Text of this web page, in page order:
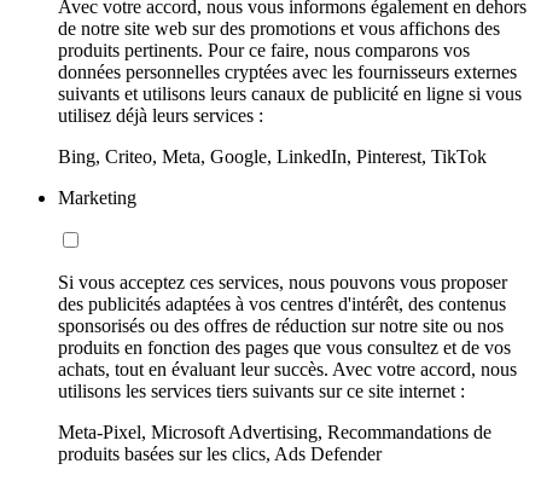
Avec votre accord, nous vous informons également en dehors
de notre site web sur des promotions et vous affichons des
produits pertinents. Pour ce faire, nous comparons vos
données personnelles cryptées avec les fournisseurs externes
suivants et utilisons leurs canaux de publicité en ligne si vous
utilisez déjà leurs services :
Bing, Criteo, Meta, Google, LinkedIn, Pinterest, TikTok
Marketing
Si vous acceptez ces services, nous pouvons vous proposer
des publicités adaptées à vos centres d'intérêt, des contenus
sponsorisés ou des offres de réduction sur notre site ou nos
produits en fonction des pages que vous consultez et de vos
achats, tout en évaluant leur succès. Avec votre accord, nous
utilisons les services tiers suivants sur ce site internet :
Meta-Pixel, Microsoft Advertising, Recommandations de
produits basées sur les clics, Ads Defender